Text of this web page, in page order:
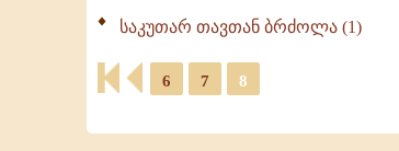
საკუთარ თავთან ბრძოლა (1)
6 7 8